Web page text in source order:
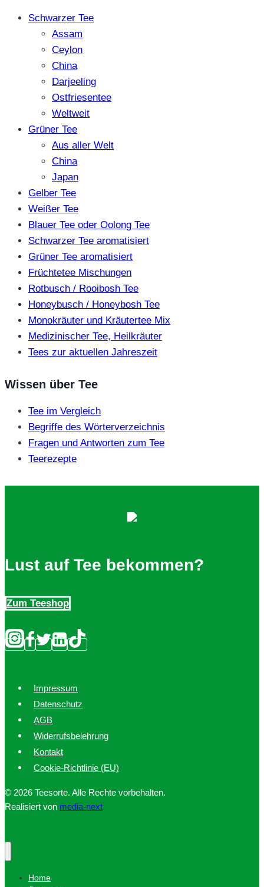
Schwarzer Tee
Assam
Ceylon
China
Darjeeling
Ostfriesentee
Weltweit
Grüner Tee
Aus aller Welt
China
Japan
Gelber Tee
Weißer Tee
Blauer Tee oder Oolong Tee
Schwarzer Tee aromatisiert
Grüner Tee aromatisiert
Früchtetee Mischungen
Rotbusch / Rooibosh Tee
Honeybusch / Honeybosh Tee
Monokräuter und Kräutertee Mix
Medizinischer Tee, Heilkräuter
Tees zur aktuellen Jahreszeit
Wissen über Tee
Tee im Vergleich
Begriffe des Wörterverzeichnis
Fragen und Antworten zum Tee
Teerezepte
Lust auf Tee bekommen?
Zum Teeshop
Impressum
Datenschutz
AGB
Widerrufsbelehrung
Kontakt
Cookie-Richtlinie (EU)
© 2026 Teesorte. Alle Rechte vorbehalten.
Realisiert von media-next
Home